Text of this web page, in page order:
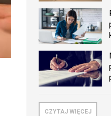
CZYTAJ WIĘCEJ